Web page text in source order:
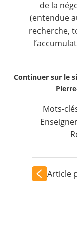
de la
(entendue
recherche,
Continuer sur le
Mots-
Article